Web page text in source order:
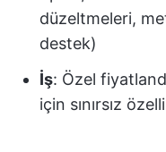
düzeltmeleri,
destek)
İş: Özel
için sınırsız